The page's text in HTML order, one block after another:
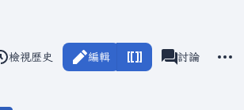
圖
閱讀 編輯
檢視歷史 associated-
瓦爾海姆
討論